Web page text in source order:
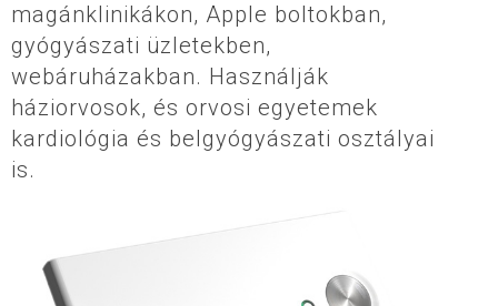
magánklinikákon, Apple boltokban,
gyógyászati üzletekben,
webáruházakban. Használják
háziorvosok, és orvosi egyetemek
kardiológia és belgyógyászati osztályai
is.